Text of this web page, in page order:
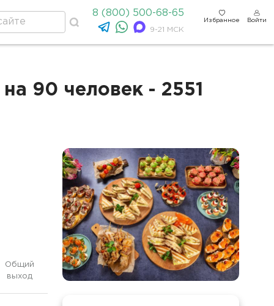
8 (800) 500-68-65
9-21 МСК
Избранное Войти
90 человек - 2551
Общий
выход